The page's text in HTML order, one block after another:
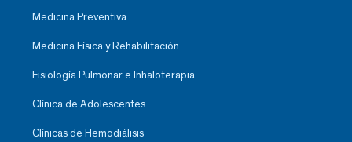
Medicina Preventiva
Medicina Física y Rehabilitación
Fisiología Pulmonar e Inhaloterapia
Clínica de Adolescentes
Clínicas de Hemodiálisis